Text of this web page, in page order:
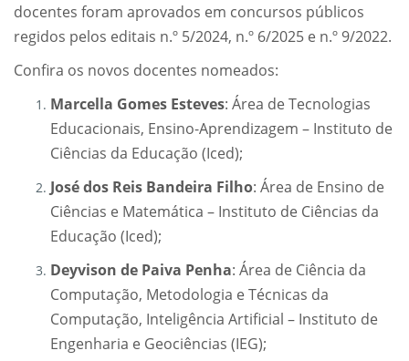
docentes foram aprovados em concursos públicos
regidos pelos editais n.º 5/2024, n.º 6/2025 e n.º 9/2022.
Confira os novos docentes nomeados:
Marcella Gomes Esteves: Área de Tecnologias
Educacionais, Ensino-Aprendizagem – Instituto de
Ciências da Educação (Iced);
José dos Reis Bandeira Filho: Área de Ensino de
Ciências e Matemática – Instituto de Ciências da
Educação (Iced);
Deyvison de Paiva Penha: Área de Ciência da
Computação, Metodologia e Técnicas da
Computação, Inteligência Artificial – Instituto de
Engenharia e Geociências (IEG);